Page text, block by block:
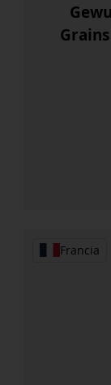
Francia